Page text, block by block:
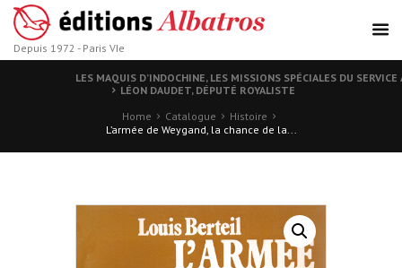
Depuis 1972 - Paris VIe
LES MAQUIS D’INDOCHINE, LES MISSIONS SPÉCIALES DU
LÉON DAUDET, DÉPUTÉ ROYALISTE
Home
Catalogue
Histoire
L’armée de Weygand, la chance de la...